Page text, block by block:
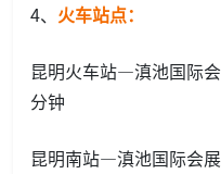
4、 火车站点：
昆明火车站—滇池国际
分钟
昆明南站—滇池国际会